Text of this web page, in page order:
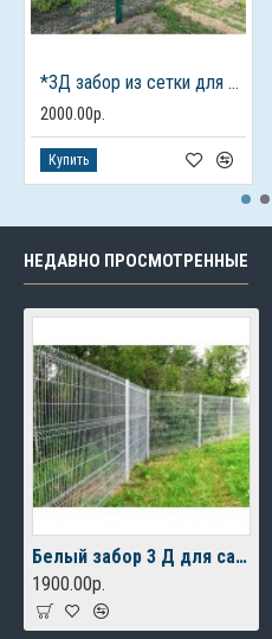
*3Д забор из сетки для дачного дома
2000.00р.
Купить
НЕДАВНО ПРОСМОТРЕННЫЕ
Белый забор 3 Д для садово-парковой зоны
1900.00р.